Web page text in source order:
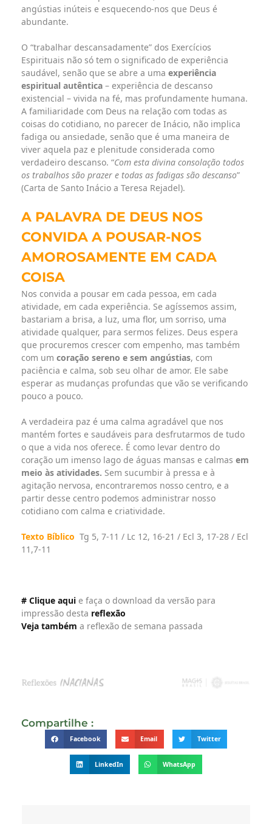
angústias inúteis e esquecendo-nos que Deus é
abundante.
O “trabalhar descansadamente” dos Exercícios
Espirituais não só tem o significado de experiência
saudável, senão que se abre a uma experiência
espiritual autêntica – experiência de descanso
existencial – vivida na fé, mas profundamente humana.
A familiaridade com Deus na relação com todas as
coisas do cotidiano, no parecer de Inácio, não implica
fadiga ou ansiedade, senão que é uma maneira de
viver aquela paz e plenitude considerada como
verdadeiro descanso. “Com esta divina consolação todos
os trabalhos são prazer e todas as fadigas são descanso”
(Carta de Santo Inácio a Teresa Rejadel).
A PALAVRA DE DEUS NOS
CONVIDA A POUSAR-NOS
AMOROSAMENTE EM CADA
COISA
Nos convida a pousar em cada pessoa, em cada
atividade, em cada experiência. Se agíssemos assim,
bastariam a brisa, a luz, uma flor, um sorriso, uma
atividade qualquer, para sermos felizes. Deus espera
que procuremos crescer com empenho, mas também
com um coração sereno e sem angústias, com
paciência e calma, sob seu olhar de amor. Ele sabe
esperar as mudanças profundas que vão se verificando
pouco a pouco.
A verdadeira paz é uma calma agradável que nos
mantém fortes e saudáveis para desfrutarmos de tudo
o que a vida nos oferece. É como levar dentro do
coração um imenso lago de águas mansas e calmas em
meio às atividades. Sem sucumbir à pressa e à
agitação nervosa, encontraremos nosso centro, e a
partir desse centro podemos administrar nosso
cotidiano com calma e criatividade.
Texto Bíblico Tg 5, 7-11 / Lc 12, 16-21 / Ecl 3, 17-28 / Ecl
11,7-11
# Clique aqui e faça o download da versão para
impressão desta reflexão
Veja também a reflexão de semana passada
Compartilhe :
Facebook Email Twitter
LinkedIn WhatsApp